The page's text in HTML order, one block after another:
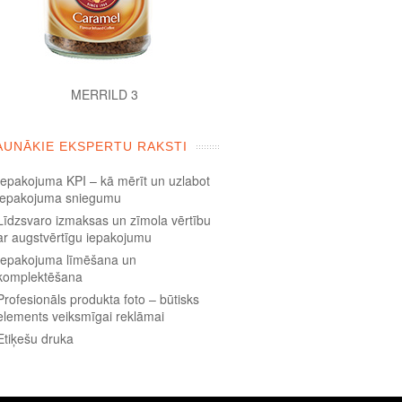
MERRILD 3
EKSPERTU RAKSTI
KPI – kā mērīt un uzlabot
sniegumu
izmaksas un zīmola vērtību
augstvērtīgu iepakojumu
līmēšana un
produkta foto – būtisks
veiksmīgai reklāmai
druka